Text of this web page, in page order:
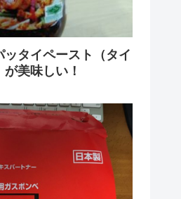
タイペースト（タイ
美味しい！